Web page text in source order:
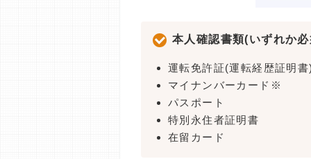
本人確認書類(いずれか
運転免許証(運転経歴証明
マイナンバーカード※
パスポート
特別永住者証明書
在留カード